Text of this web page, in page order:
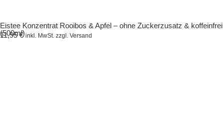
Eistee Konzentrat Rooibos & Apfel – ohne Zuckerzusatz & koffeinfrei
(500ml)
11,95€ inkl. MwSt. zzgl. Versand